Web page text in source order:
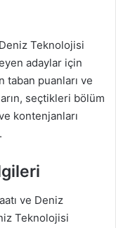
Teknolojisi
adaylar için
taban puanları ve
seçtikleri bölüm
kontenjanları
ve Deniz
Teknolojisi